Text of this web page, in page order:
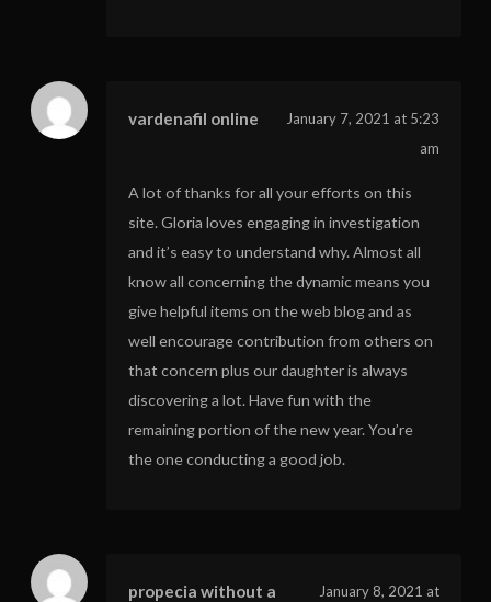
vardenafil online
January 7, 2021 at 5:23
am
A lot of thanks for all your efforts on this
site. Gloria loves engaging in investigation
and it’s easy to understand why. Almost all
know all concerning the dynamic means you
give helpful items on the web blog and as
well encourage contribution from others on
that concern plus our daughter is always
discovering a lot. Have fun with the
remaining portion of the new year. You’re
the one conducting a good job.
propecia without a
January 8, 2021 at